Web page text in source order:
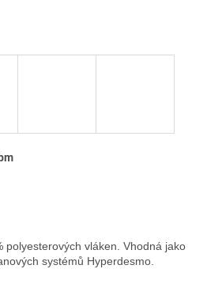
polyesterových vláken. Vhodná jako
systémů Hyperdesmo.